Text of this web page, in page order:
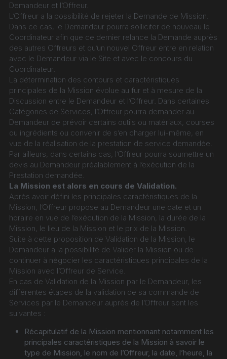
Demandeur et l’Offreur.
L’Offreur a la possibilité de rejeter la Demande de Mission.
Dans ce cas, le Demandeur pourra solliciter de nouveau le
Coordinateur afin que ce dernier relance la Demande auprès
des autres Offreurs et qu’un nouvel Offreur entre en relation
avec le Demandeur via le Site et avec le concours du
Coordinateur.
La détermination des contours et caractéristiques
principales de la Mission évolue au fur et à mesure de la
Discussion entre le Demandeur et l’Offreur. Dans certaines
Catégories de Services, l’Offreur pourra demander au
Demandeur de prévoir certains outils ou matériaux, courses
ou ingrédients ou convenir de s’en charger lui-même, en
vue de la réalisation de la prestation de service demandée.
Par ailleurs, dans certains cas, l’Offreur pourra soumettre un
devis au Demandeur préalablement à l’exécution de la
Prestation demandée.
La Mission est alors en cours de Validation.
Après avoir défini les principales caractéristiques de la
Mission, l’Offreur propose au Demandeur une date et un
horaire en vue de l’exécution de la Mission, la durée de la
Mission, le lieu de la Mission et le prix de la Mission.
Suite à cette proposition de Validation de la Mission, le
Demandeur a la possibilité de Valider la Mission ou de
continuer à négocier les caractéristiques principales de la
Mission avec l’Offreur de Service.
En cas de Validation de la Mission par le Demandeur, les
différentes étapes de la validation de sa commande de
Services par le Demandeur auprès de l’Offreur sont les
suivantes :
Récapitulatif de la Mission mentionnant notamment les
principales caractéristiques de la Mission à savoir le
type de Mission, le nom de l’Offreur, la date, l’heure, la